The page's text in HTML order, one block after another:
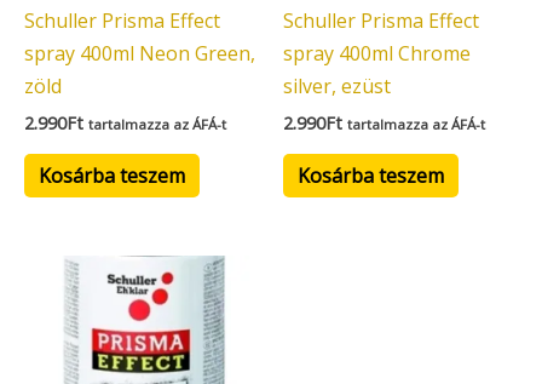
Schuller Prisma Effect
spray 400ml Neon Green,
zöld
2.990Ft tartalmazza az ÁFÁ-t
Kosárba teszem
Schuller Prisma Effect
spray 400ml Chrome
silver, ezüst
2.990Ft tartalmazza az ÁFÁ-t
Kosárba teszem